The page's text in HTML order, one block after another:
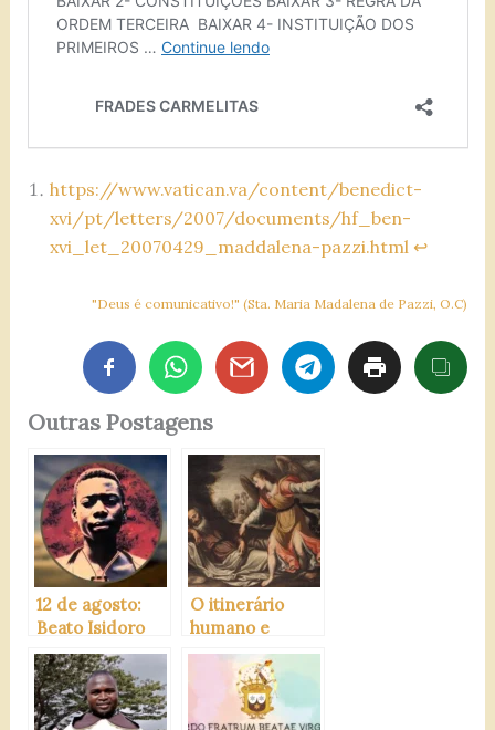
https://www.vatican.va/content/benedict-
xvi/pt/letters/2007/documents/hf_ben-
xvi_let_20070429_maddalena-pazzi.html ↩︎
"Deus é comunicativo!" (Sta. Maria Madalena de Pazzi, O.C)
Outras Postagens
12 de agosto:
Beato Isidoro
Bakanja
O itinerário
humano e
espiritual do
Profeta Elias